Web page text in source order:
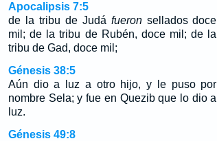
Apocalipsis 7:5
de la tribu de Judá fueronsellados doce
mil; de la tribu de Rubén, doce mil; de la
tribu de Gad, doce mil;
Génesis 38:5
Aún dio a luz a otro hijo, y le puso por
nombre Sela; y fue en Quezib que lo dio a
luz.
Génesis 49:8